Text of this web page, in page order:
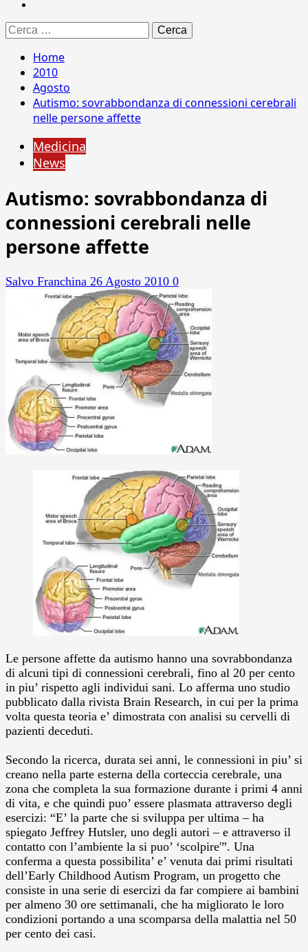
Ricerca
per:
Home
2010
Agosto
Autismo: sovrabbondanza di connessioni cerebrali
nelle persone affette
Medicina
News
Autismo: sovrabbondanza di
connessioni cerebrali nelle
persone affette
Salvo Franchina 26 Agosto 2010 0
Le persone affette da autismo hanno una sovrabbondanza
di alcuni tipi di connessioni cerebrali, fino al 20 per cento
in piu’ rispetto agli individui sani. Lo afferma uno studio
pubblicato dalla rivista Brain Research, in cui per la prima
volta questa teoria e’ dimostrata con analisi su cervelli di
pazienti deceduti.
Secondo la ricerca, durata sei anni, le connessioni in piu’ si
creano nella parte esterna della corteccia cerebrale, una
zona che completa la sua formazione durante i primi 4 anni
di vita, e che quindi puo’ essere plasmata attraverso degli
esercizi: “E’ la parte che si sviluppa per ultima – ha
spiegato Jeffrey Hutsler, uno degli autori – e attraverso il
contatto con l’ambiente la si puo’ ‘scolpire'”. Una
conferma a questa possibilita’ e’ venuta dai primi risultati
dell’Early Childhood Autism Program, un progetto che
consiste in una serie di esercizi da far compiere ai bambini
per almeno 30 ore settimanali, che ha migliorato le loro
condizioni portando a una scomparsa della malattia nel 50
per cento dei casi.